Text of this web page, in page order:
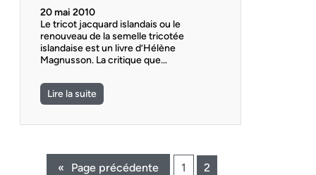
20 mai 2010
Le tricot jacquard islandais ou le
renouveau de la semelle tricotée
islandaise est un livre d’Hélène
Magnusson. La critique que…
Lire la suite
« Page précédente 1 2